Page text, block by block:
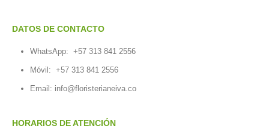
DATOS DE CONTACTO
WhatsApp: +57 313 841 2556
Móvil: +57 313 841 2556
Email: info@floristerianeiva.co
HORARIOS DE ATENCIÓN